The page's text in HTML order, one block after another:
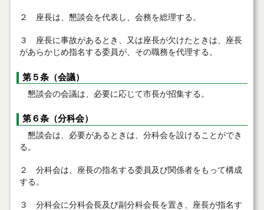
２ 座長は、懇談会を代表し、会務を総理する。
３ 座長に事故があるとき、又は座長が欠けたときは、座長
があらかじめ指名する委員が、その職務を代理する。
第５条（会議）
懇談会の会議は、必要に応じて市長が招集する。
第６条（分科会）
懇談会は、必要があるときは、分科会を設けることができ
る。
２ 分科会は、座長の指名する委員及び関係者をもって構成
する。
３ 分科会に分科会長及び副分科会長を置き、座長が指名す